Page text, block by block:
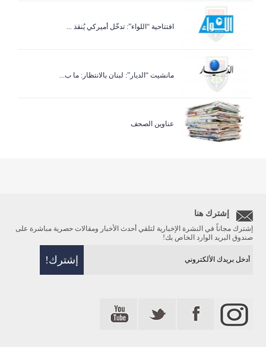
افتتاحية “اللواء”: تدخّل أميركي يُنقذ ...
مانشيت “الديار”: لبنان بالانتظار: ما ب...
عناوين الصحف
إشترك هنا
إشترك مجاناً في النشرة الإخبارية لتلقي أحدث الأخبار ومقالات حصرية مباشرة على
صندوق البريد الوارد الخاص بك!